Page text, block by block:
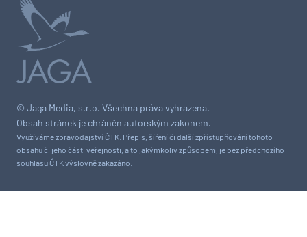
© Jaga Media, s.r.o. Všechna práva vyhrazena.
Obsah stránek je chráněn autorským zákonem.
Využíváme zpravodajství ČTK. Přepis, šíření či další zpřístupňování tohoto
obsahu či jeho části veřejnosti, a to jakýmkoliv způsobem, je bez předchozího
souhlasu ČTK výslovně zakázáno.